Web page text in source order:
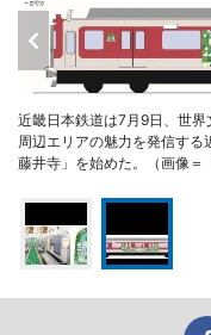
近畿日本鉄道は7月9日、世
周辺エリアの魅力を発信する
藤井寺」を始めた。（画像＝